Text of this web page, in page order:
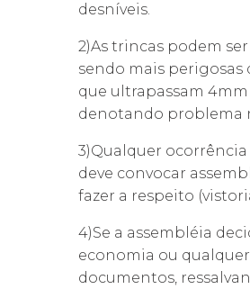
desníveis.
2)As trincas podem
sendo mais perigosas
que ultrapassam
denotando problema
3)Qualquer ocorrência
deve convocar
fazer a respeito
4)Se a assembléia
economia ou
documentos,